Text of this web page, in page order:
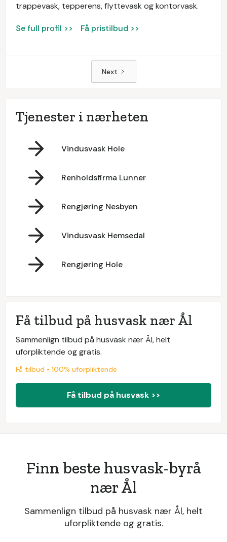
trappevask, tepperens, flyttevask og kontorvask.
Se full profil >> Få pristilbud >>
Next
Tjenester i nærheten
Vindusvask Hole
Renholdsfirma Lunner
Rengjøring Nesbyen
Vindusvask Hemsedal
Rengjøring Hole
Få tilbud på husvask nær Ål
Sammenlign tilbud på husvask nær Ål, helt
uforpliktende og gratis.
Få tilbud • 100% uforpliktende
Få tilbud på husvask >>
Finn beste husvask-byrå
nær Ål
Sammenlign tilbud på husvask nær Ål, helt
uforpliktende og gratis.